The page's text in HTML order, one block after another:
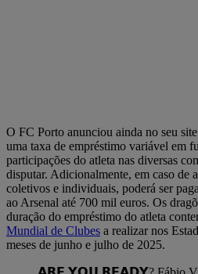
O FC Porto anunciou ainda no seu
uma taxa de empréstimo variável em
participações do atleta nas diversas
disputar. Adicionalmente, em caso de
coletivos e individuais, poderá ser
ao Arsenal até 700 mil euros. Os
duração do empréstimo do atleta
Mundial de Clubes a realizar nos
meses de junho e julho de 2025.